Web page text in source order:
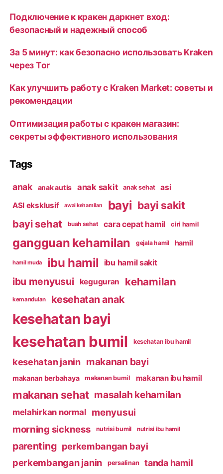
Подключение к кракен даркнет вход:
безопасный и надежный способ
За 5 минут: как безопасно использовать Kraken
через Tor
Как улучшить работу с Kraken Market: советы и
рекомендации
Оптимизация работы с кракен магазин:
секреты эффективного использования
Tags
anak anak autis anak sakit anak sehat
asi
ASI eksklusif
awal kehamilan bayi bayi sakit
bayi sehat buah sehat cara cepat hamil ciri hamil
gangguan kehamilan gejala hamil hamil
hamil muda ibu hamil ibu hamil sakit
ibu menyusui keguguran kehamilan
kemandulan kesehatan anak
kesehatan bayi
kesehatan bumil kesehatan ibu hamil
kesehatan janin makanan bayi
makanan berbahaya makanan bumil makanan ibu hamil
makanan sehat masalah kehamilan
melahirkan normal menyusui
morning sickness nutrisi bumil nutrisi ibu hamil
parenting perkembangan bayi
perkembangan janin
persalinan tanda hamil